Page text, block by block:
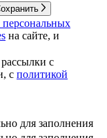
на сайте, и
с
с политикой
для заполнения